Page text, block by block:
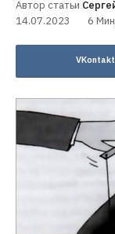
14.07.2023
6